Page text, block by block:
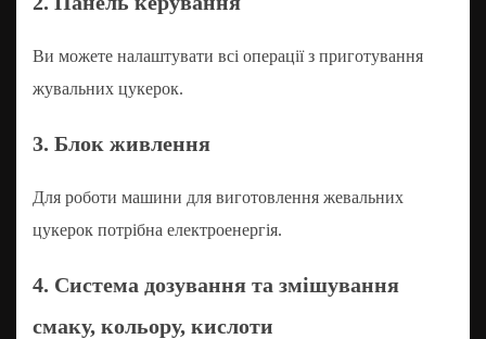
Ви можете налаштувати всі операції з приготування
жувальних цукерок.
3. Блок живлення
Для роботи машини для виготовлення жевальних
цукерок потрібна електроенергія.
4. Система дозування та змішування
смаку, кольору, кислоти